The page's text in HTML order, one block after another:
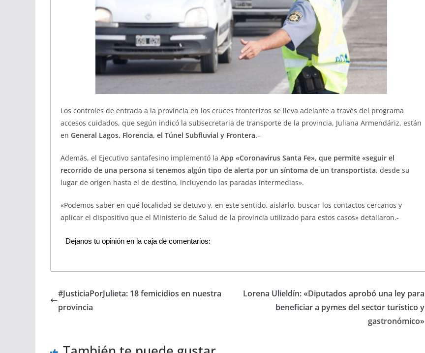
Los controles de entrada a la provincia en los cruces fronterizos se lleva adelante a través del programa
accesos cuidados, que según indicó la subsecretaria de transporte de la provincia, Juliana Armendáriz, están
en General Lagos, Florencia, el Túnel Subfluvial y Frontera.–
Además, el Ejecutivo santafesino implementó la App «Coronavirus Santa Fe», que permite «seguir el
recorrido de una persona si tenemos algún tipo de alerta por un síntoma de un transportista, desde su
lugar de origen hasta el de destino, incluyendo las paradas intermedias».
«Podemos saber en qué localidad se detuvo y, en este sentido, aislarlo, buscar los contactos cercanos y
aplicar el dispositivo que el Ministerio de Salud de la provincia utilizado para estos casos» detallaron.-
Dejanos tu opinión en la caja de comentarios:
#JusticiaPorJulieta: 18 femicidios en nuestra
provincia
Lorena Ulieldín: «Diputados aprobó una ley para
beneficiar a pymes del sector turístico y
gastronómico»